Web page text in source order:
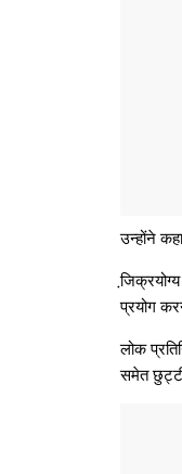
उन्होंने
प्रयोग
लोक
समेत